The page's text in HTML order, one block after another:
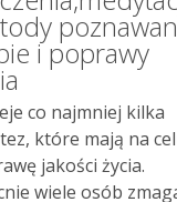
i poprawy
co najmniej kilka
które mają na
jakości życia.
wiele osób